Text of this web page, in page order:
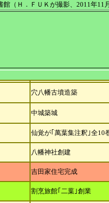
館（Ｈ．ＦＵＫが撮影、2011年11
穴八幡古墳造築
中城築城
仙覚が｢萬葉集注釈｣全10
八幡神社創建
吉田家住宅完成
割烹旅館｢二葉｣創業